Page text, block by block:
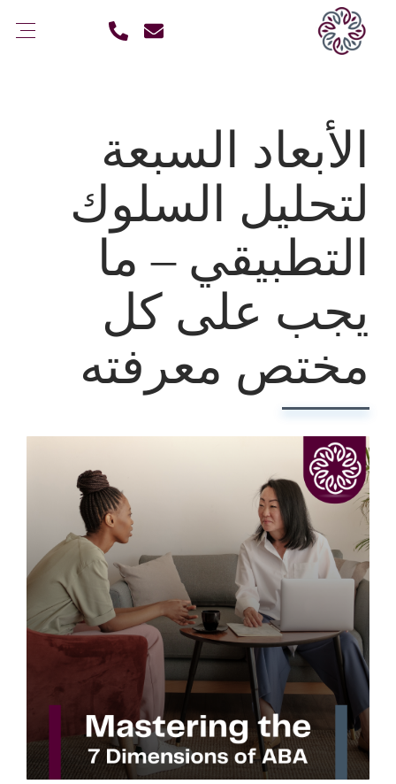
الأبعاد السبعة
لتحليل السلوك
التطبيقي – ما
يجب على كل
مختص معرفته